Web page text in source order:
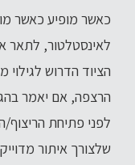
כאשר מופיע כאשר
לאינסטלטור, לתאר
הציוד הדרוש
הרצפה, אם יאמר
לפני פתיחת הריצוף/
שלצורך איתור